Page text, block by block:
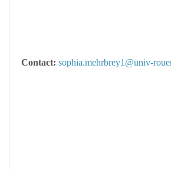
Contact: sophia.mehrbrey1@univ-